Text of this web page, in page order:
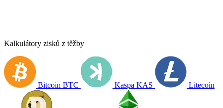
Kalkulátory zisků z těžby
Bitcoin BTC Kaspa KAS Litecoin